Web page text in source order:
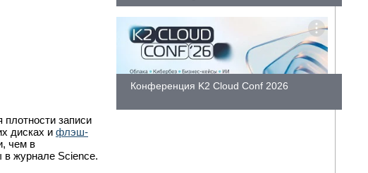
плотности записи
дисках и флэш-
чем в
в журнале Science.
Конференция K2 Cloud Conf 2026